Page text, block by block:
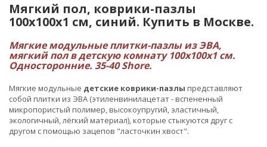
Мягкий пол, коврики-пазлы
100х100x1 см, синий. Купить в Москве.
Мягкие модульные плитки-пазлы из ЭВА,
мягкий пол в детскую комнату 100х100x1 см.
Односторонние. 35-40 Shore.
Мягкие модульные детские коврики-пазлы представляют
собой плитки из ЭВА (этиленвинилацетат - вспененный
микропористый полимер, высокоупругий, эластичный,
экологичный, лёгкий материал), которые стыкуются друг с
другом с помощью зацепов "ласточкин хвост".